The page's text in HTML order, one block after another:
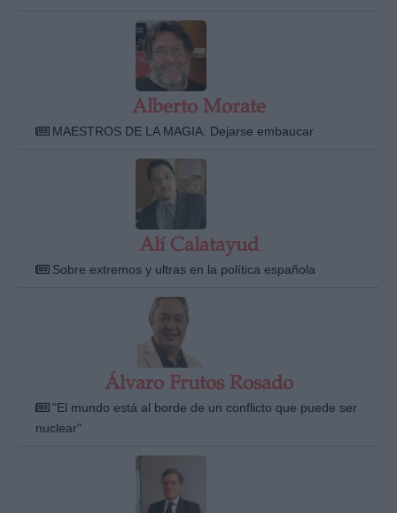
Alberto Morate
MAESTROS DE LA MAGIA: Dejarse embaucar
Alí Calatayud
Sobre extremos y ultras en la política española
Álvaro Frutos Rosado
"El mundo está al borde de un conflicto que puede ser
nuclear"